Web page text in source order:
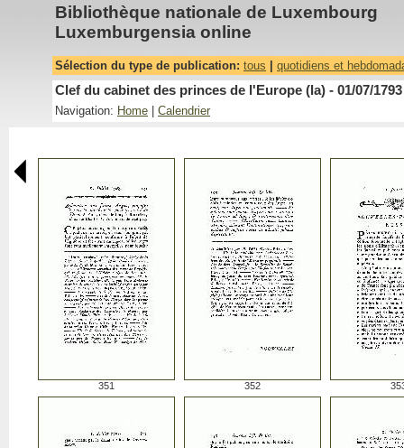
Bibliothèque nationale de Luxembourg
Luxemburgensia online
Sélection du type de publication: tous quotidiens et
Clef du cabinet des princes de l'Europe (la) - 01/07/1793
Navigation: Home Calendrier
351 352